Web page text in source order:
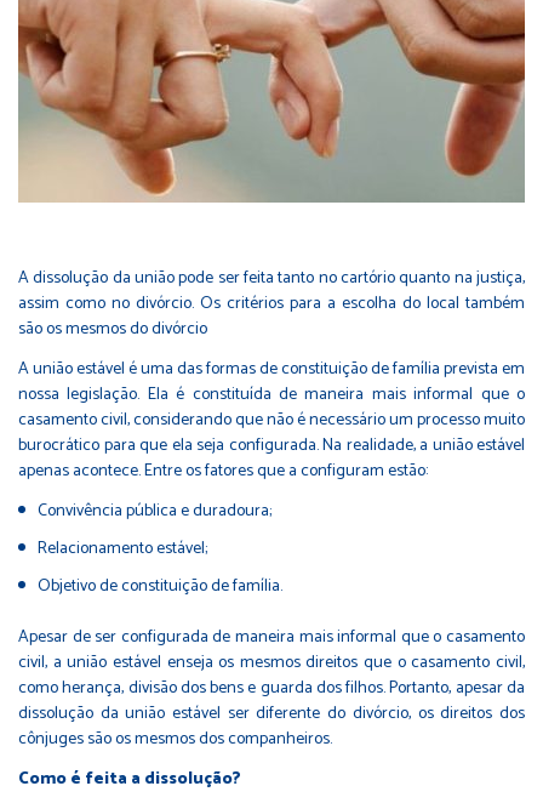
A dissolução da união pode ser feita tanto no cartório quanto na justiça,
assim como no divórcio. Os critérios para a escolha do local também
são os mesmos do divórcio
A união estável é uma das formas de constituição de família prevista em
nossa legislação. Ela é constituída de maneira mais informal que o
casamento civil, considerando que não é necessário um processo muito
burocrático para que ela seja configurada. Na realidade, a união estável
apenas acontece. Entre os fatores que a configuram estão:
Convivência pública e duradoura;
Relacionamento estável;
Objetivo de constituição de família.
Apesar de ser configurada de maneira mais informal que o casamento
civil, a união estável enseja os mesmos direitos que o casamento civil,
como herança, divisão dos bens e guarda dos filhos. Portanto, apesar da
dissolução da união estável ser diferente do divórcio, os direitos dos
cônjuges são os mesmos dos companheiros.
Como é feita a dissolução?